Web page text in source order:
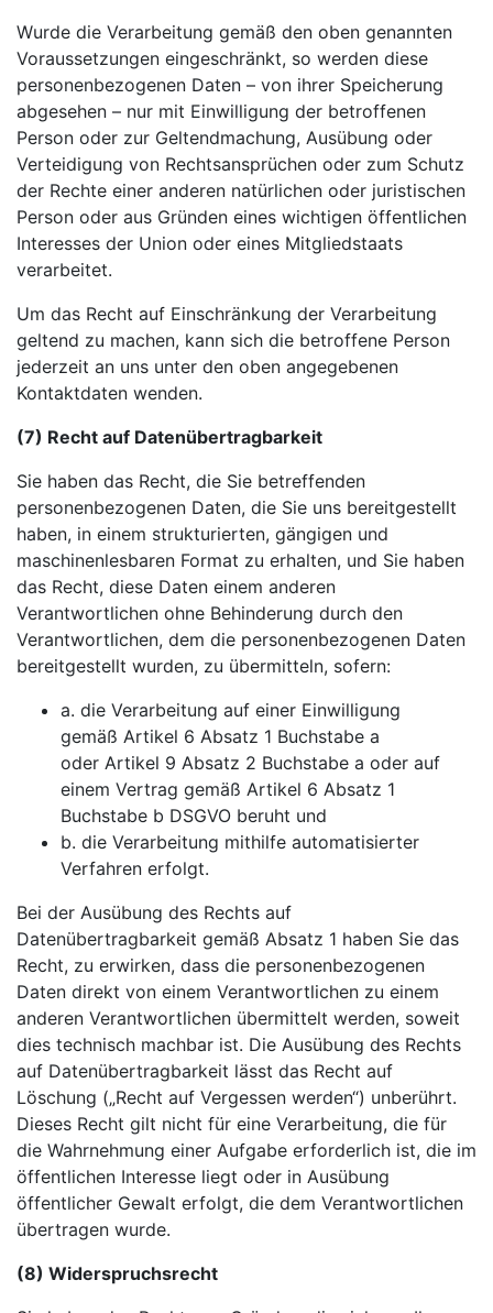
Wurde die Verarbeitung gemäß den oben genannten
Voraussetzungen eingeschränkt, so werden diese
personenbezogenen Daten – von ihrer Speicherung
abgesehen – nur mit Einwilligung der betroffenen
Person oder zur Geltendmachung, Ausübung oder
Verteidigung von Rechtsansprüchen oder zum Schutz
der Rechte einer anderen natürlichen oder juristischen
Person oder aus Gründen eines wichtigen öffentlichen
Interesses der Union oder eines Mitgliedstaats
verarbeitet.
Um das Recht auf Einschränkung der Verarbeitung
geltend zu machen, kann sich die betroffene Person
jederzeit an uns unter den oben angegebenen
Kontaktdaten wenden.
(7) Recht auf Datenübertragbarkeit
Sie haben das Recht, die Sie betreffenden
personenbezogenen Daten, die Sie uns bereitgestellt
haben, in einem strukturierten, gängigen und
maschinenlesbaren Format zu erhalten, und Sie haben
das Recht, diese Daten einem anderen
Verantwortlichen ohne Behinderung durch den
Verantwortlichen, dem die personenbezogenen Daten
bereitgestellt wurden, zu übermitteln, sofern:
a. die Verarbeitung auf einer Einwilligung
gemäß Artikel 6 Absatz 1 Buchstabe a
oder Artikel 9 Absatz 2 Buchstabe a oder auf
einem Vertrag gemäß Artikel 6 Absatz 1
Buchstabe b DSGVO beruht und
b. die Verarbeitung mithilfe automatisierter
Verfahren erfolgt.
Bei der Ausübung des Rechts auf
Datenübertragbarkeit gemäß Absatz 1 haben Sie das
Recht, zu erwirken, dass die personenbezogenen
Daten direkt von einem Verantwortlichen zu einem
anderen Verantwortlichen übermittelt werden, soweit
dies technisch machbar ist. Die Ausübung des Rechts
auf Datenübertragbarkeit lässt das Recht auf
Löschung („Recht auf Vergessen werden“) unberührt.
Dieses Recht gilt nicht für eine Verarbeitung, die für
die Wahrnehmung einer Aufgabe erforderlich ist, die im
öffentlichen Interesse liegt oder in Ausübung
öffentlicher Gewalt erfolgt, die dem Verantwortlichen
übertragen wurde.
(8) Widerspruchsrecht